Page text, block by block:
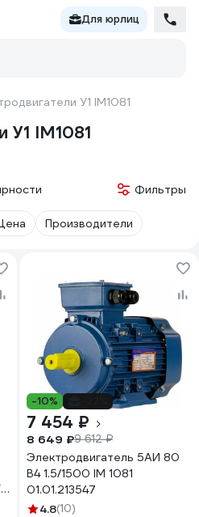
Для юрлиц
У1 IM1081
У1 IM1081
Фильтры
Производители
-10%
7 454 ₽
8 649 ₽9 612 ₽
Электродвигатель 5АИ 80
В4 1.5/1500 IM 1081
01.01.213547
4.8(10)